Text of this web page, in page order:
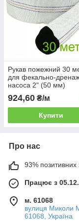
Рукав пожежний 30
для фекально-
насоса 2" (50 мм)
924,60 ₴/м
Купити
Про нас
93% позитивних
Працює з
м. 61068
вулиця Миколи
61068, Україна